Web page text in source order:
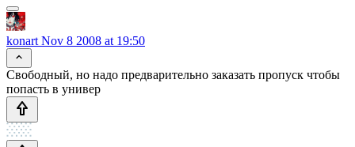
konart Nov 8 2008 at 19:50
Свободный, но надо предварительно заказать пропуск чтобы
попасть в универ